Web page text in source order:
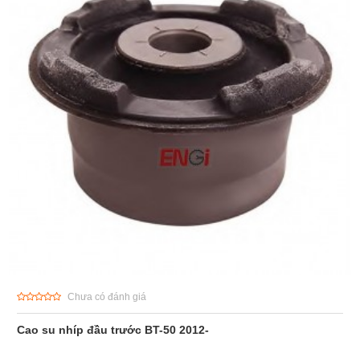
Chưa có đánh giá
Cao su nhíp đầu trước BT-50 2012-